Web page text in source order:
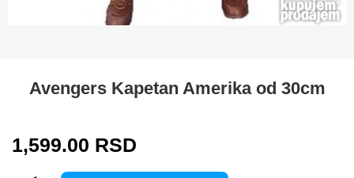
Avengers Kapetan Amerika od 30cm
1,599.00 RSD